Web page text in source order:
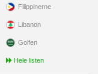
Filippinerne
Libanon
Golfen
Hele listen